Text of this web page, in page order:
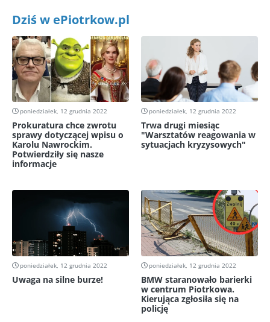
Dziś w ePiotrkow.pl
poniedziałek, 12 grudnia 2022
Prokuratura chce zwrotu
sprawy dotyczącej wpisu o
Karolu Nawrockim.
Potwierdziły się nasze
informacje
poniedziałek, 12 grudnia 2022
Trwa drugi miesiąc
"Warsztatów reagowania w
sytuacjach kryzysowych"
poniedziałek, 12 grudnia 2022
Uwaga na silne burze!
poniedziałek, 12 grudnia 2022
BMW staranowało barierki
w centrum Piotrkowa.
Kierująca zgłosiła się na
policję